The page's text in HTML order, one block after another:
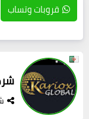
قروبات وتساب